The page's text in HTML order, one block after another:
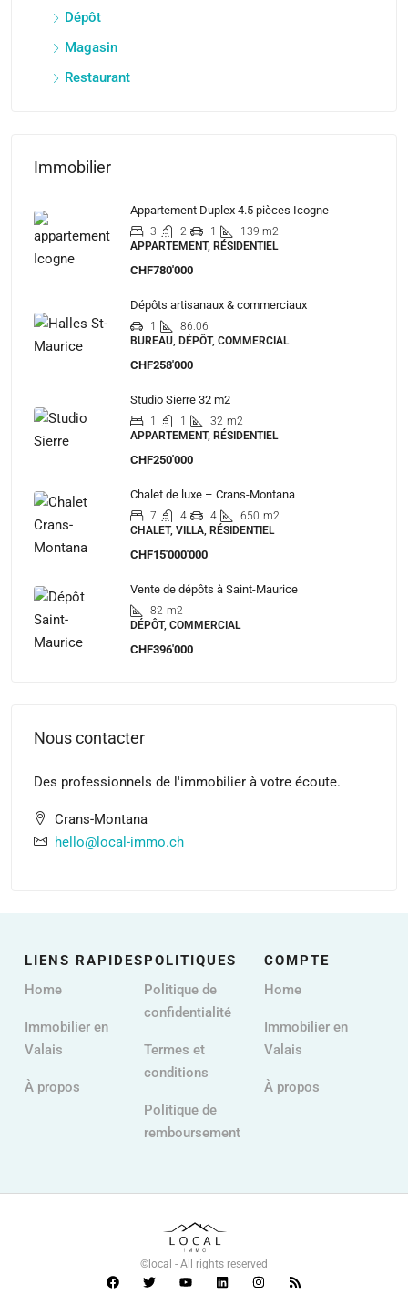
Dépôt
Magasin
Restaurant
Immobilier
Appartement Duplex 4.5 pièces Icogne
3 2 1
139 m2
APPARTEMENT, RÉSIDENTIEL
CHF780'000
Dépôts artisanaux & commerciaux
1
86.06
BUREAU, DÉPÔT, COMMERCIAL
CHF258'000
Studio Sierre 32 m2
1 1 32 m2
APPARTEMENT, RÉSIDENTIEL
CHF250'000
Chalet de luxe – Crans-Montana
7 4 4 650 m2
CHALET, VILLA, RÉSIDENTIEL
CHF15'000'000
Vente de dépôts à Saint-Maurice
82 m2
DÉPÔT, COMMERCIAL
CHF396'000
Nous contacter
Des professionnels de l'immobilier à votre écoute.
Crans-Montana
hello@local-immo.ch
LIENS RAPIDES
Home
Immobilier en
Valais
À propos
POLITIQUES
Politique de
confidentialité
Termes et
conditions
Politique de
remboursement
COMPTE
Home
Immobilier en
Valais
À propos
©local - All rights reserved